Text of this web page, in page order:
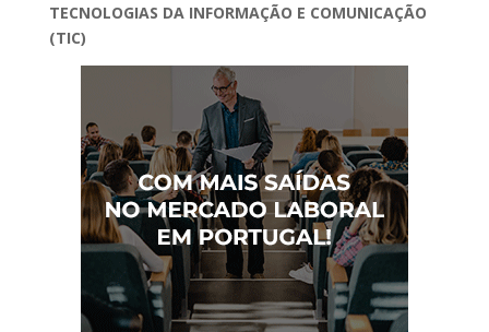
TECNOLOGIAS DA INFORMAÇÃO E COMUNICAÇÃO
(TIC)